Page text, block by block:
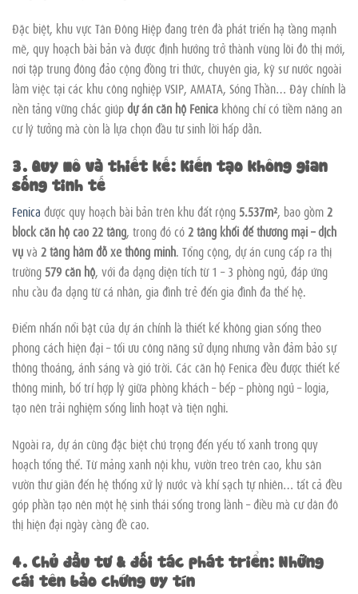
Đặc biệt, khu vực Tân Đông Hiệp đang trên đà phát triển hạ tầng mạnh
mẽ, quy hoạch bài bản và được định hướng trở thành vùng lõi đô thị mới,
nơi tập trung đông đảo cộng đồng tri thức, chuyên gia, kỹ sư nước ngoài
làm việc tại các khu công nghiệp VSIP, AMATA, Sóng Thần… Đây chính là
nền tảng vững chắc giúpdự án căn hộ Fenica không chỉ có tiềm năng an
cư lý tưởng mà còn là lựa chọn đầu tư sinh lời hấp dẫn.
3. Quy mô và thiết kế: Kiến tạo không gian
sống tinh tế
Fenica được quy hoạch bài bản trên khu đất rộng 5.537m², bao gồm 2
block căn hộ cao 22 tầng, trong đó có 2 tầng khối đế thương mại – dịch
vụvà 2 tầng hầm đỗ xe thông minh. Tổng cộng, dự án cung cấp ra thị
trường 579 căn hộ, với đa dạng diện tích từ 1 – 3 phòng ngủ, đáp ứng
nhu cầu đa dạng từ cá nhân, gia đình trẻ đến gia đình đa thế hệ.
Điểm nhấn nổi bật của dự án chính là thiết kế không gian sống theo
phong cách hiện đại – tối ưu công năng sử dụng nhưng vẫn đảm bảo sự
thông thoáng, ánh sáng và gió trời. Các căn hộ Fenica đều được thiết kế
thông minh, bố trí hợp lý giữa phòng khách – bếp – phòng ngủ – logia,
tạo nên trải nghiệm sống linh hoạt và tiện nghi.
Ngoài ra, dự án cũng đặc biệt chú trọng đến yếu tố xanh trong quy
hoạch tổng thể. Từ mảng xanh nội khu, vườn treo trên cao, khu sân
vườn thư giãn đến hệ thống xử lý nước và khí sạch tự nhiên… tất cả đều
góp phần tạo nên một hệ sinh thái sống trong lành – điều mà cư dân đô
thị hiện đại ngày càng đề cao.
4. Chủ đầu tư & đối tác phát triển: Những
cái tên bảo chứng uy tín